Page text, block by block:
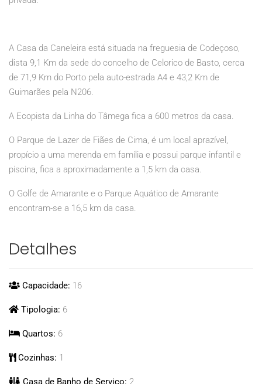
A Casa da Caneleira está situada na freguesia de Codeçoso,
dista 9,1 Km da sede do concelho de Celorico de Basto, cerca
de 71,9 Km do Porto pela auto-estrada A4 e 43,2 Km de
Guimarães pela N206.
A Ecopista da Linha do Tâmega fica a 600 metros da casa.
O Parque de Lazer de Fiães de Cima, é um local aprazível,
propício a uma merenda em família e possui parque infantil e
piscina, fica a aproximadamente a 1,5 km da casa.
O Golfe de Amarante e o Parque Aquático de Amarante
encontram-se a 16,5 km da casa.
Detalhes
Capacidade: 16
Tipologia: 6
Quartos: 6
Cozinhas: 1
Casa de Banho de Serviço: 2